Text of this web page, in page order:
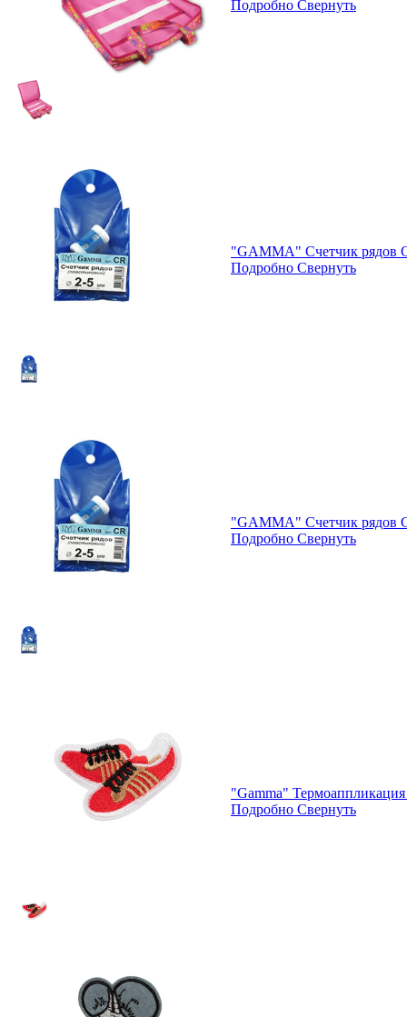
Подробно Свернуть
"GAMMA" Счетчик рядов
Подробно Свернуть
"GAMMA" Счетчик рядов
Подробно Свернуть
"Gamma"
Подробно Свернуть